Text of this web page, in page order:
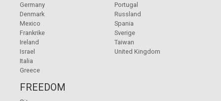
Germany
Denmark
Mexico
Frankrike
Ireland
Israel
Italia
Greece
Portugal
Russland
Spania
Sverige
Taiwan
United Kingdom
FREEDOM